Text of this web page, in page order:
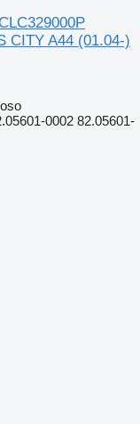
CITY A44 (01.04-)
0002 82.05601-